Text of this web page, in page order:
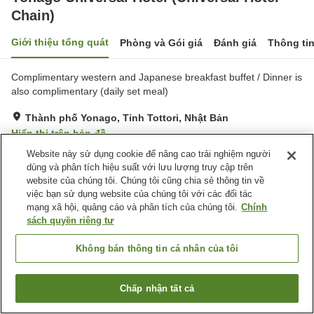
Chain)
Giới thiệu tổng quát Phòng và Gói giá Đánh giá Thông
Complimentary western and Japanese breakfast buffet / Dinner is
also complimentary (daily set meal)
Thành phố Yonago, Tỉnh Tottori, Nhật Bản
Hiển thị trên bản đồ
Tốt Đánh giá:1,203lượt
Tiện nghi chỗ nghỉ
Bãi đỗ xe
Trang chủ Nhật Bản Tỉnh Tottori
Thành phố Yonago
Tìm phòng trống
Website này sử dụng cookie để nâng cao trải nghiệm người
dùng và phân tích hiệu suất với lưu lượng truy cập trên
website của chúng tôi. Chúng tôi cũng chia sẻ thông tin về
việc bạn sử dụng website của chúng tôi với các đối tác
mạng xã hội, quảng cáo và phân tích của chúng tôi. Chính
sách quyền riêng tư
Không bán thông tin cá nhân của tôi
Chấp nhận tất cả